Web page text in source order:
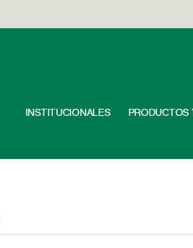
INSTITUCIONALES PRODUCTOS